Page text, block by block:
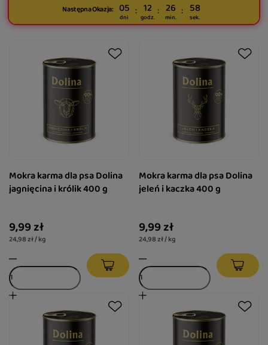
Mokra karma dla psa Dolina
jagnięcina i królik 400 g
9,99 zł
24,98 zł / kg
Mokra karma dla psa Dolina
jeleń i kaczka 400 g
9,99 zł
24,98 zł / kg
Następna Okazja:
dni
05
godz.
12
min.
26
sek.
56